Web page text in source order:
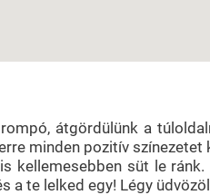
átgördülünk a
minden pozitív
süt le
a te lelked egy! Légy